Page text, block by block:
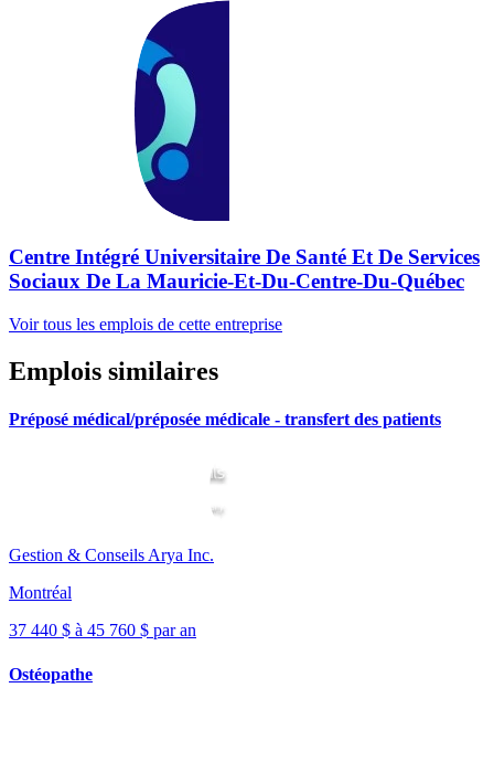
Centre Intégré Universitaire De Santé Et De Services
Sociaux De La Mauricie-Et-Du-Centre-Du-Québec
Voir tous les emplois de cette entreprise
Emplois similaires
Préposé médical/préposée médicale - transfert des patients
Gestion & Conseils Arya Inc.
Montréal
37 440 $ à 45 760 $ par an
Ostéopathe